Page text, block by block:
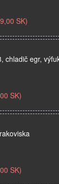
SK)
egr,
SK)
SK)